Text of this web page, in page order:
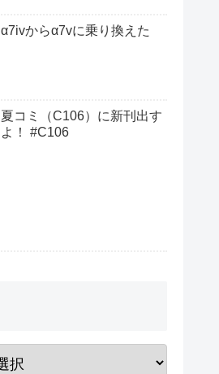
α7ivからα7vに乗り換えた
夏コミ（C106）に新刊出す
よ！ #C106